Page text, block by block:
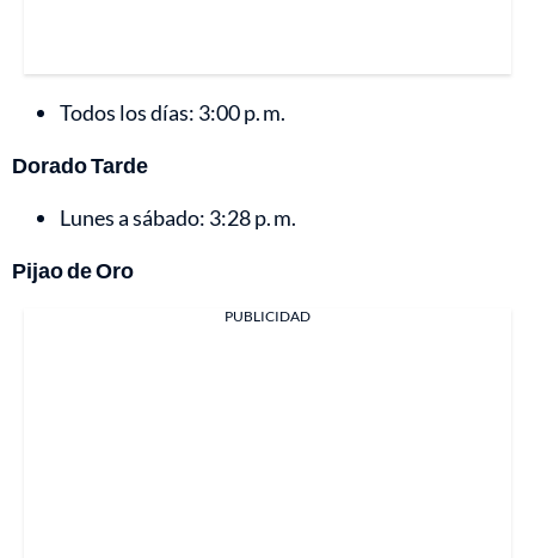
Todos los días: 3:00 p. m.
Dorado Tarde
Lunes a sábado: 3:28 p. m.
Pijao de Oro
PUBLICIDAD